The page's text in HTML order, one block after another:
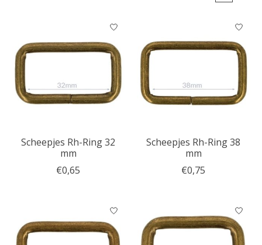
Scheepjes Rh-Ring 32
mm
€0,65
Scheepjes Rh-Ring 38
mm
€0,75